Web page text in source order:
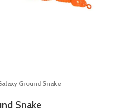
Ground Snake
Snake